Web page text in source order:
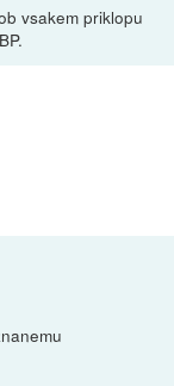
vsakem priklopu